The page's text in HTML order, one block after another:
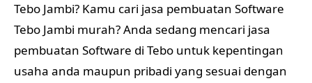
Tebo Jambi? Kamu cari jasa pembuatan Software
Tebo Jambi murah? Anda sedang mencari jasa
pembuatan Software di Tebo untuk kepentingan
usaha anda maupun pribadi yang sesuai dengan